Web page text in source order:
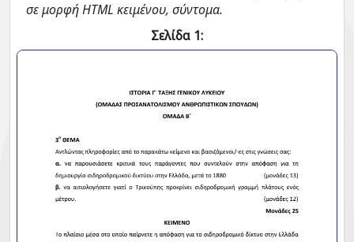
σε μορφή HTML κειμένου, σύντομα.
Σελίδα 1: